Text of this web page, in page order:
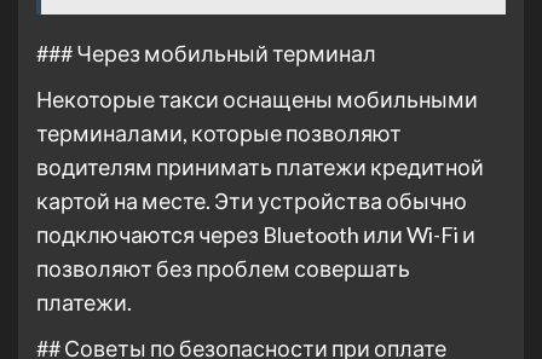
### Через мобильный терминал
Некоторые такси оснащены мобильными
терминалами, которые позволяют
водителям принимать платежи кредитной
картой на месте. Эти устройства обычно
подключаются через Bluetooth или Wi-Fi и
позволяют без проблем совершать
платежи.
## Советы по безопасности при оплате